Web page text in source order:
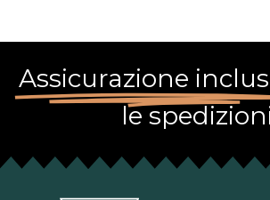
Assicurazione
le